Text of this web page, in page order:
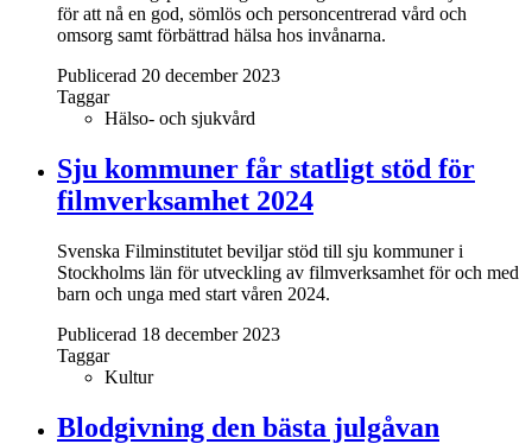
för att nå en god, sömlös och personcentrerad vård och
omsorg samt förbättrad hälsa hos invånarna.
Publicerad 20 december 2023
Taggar
Hälso- och sjukvård
Sju kommuner får statligt stöd för
filmverksamhet 2024
Svenska Filminstitutet beviljar stöd till sju kommuner i
Stockholms län för utveckling av filmverksamhet för och med
barn och unga med start våren 2024.
Publicerad 18 december 2023
Taggar
Kultur
Blodgivning den bästa julgåvan